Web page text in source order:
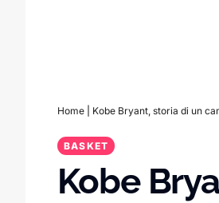
Home Kobe Bryant, storia di un
BASKET
Kobe